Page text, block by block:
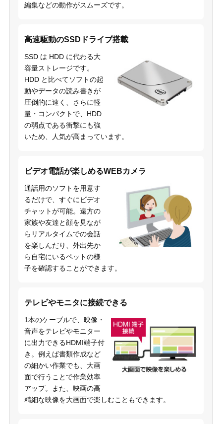
編集などの動作がスムーズです。
高速駆動のSSDドライブ搭載
SSD は HDD に代わる大
容量ストレージです。
HDD と比べてソフトの起
動やデータの読み書きが
圧倒的に速く、さらに軽
量・コンパクトで、HDD
の弱点である衝撃にも強
いため、人気が高まっています。
ビデオ電話が楽しめるWEBカメラ
通話用のソフトを用意す
るだけで、すぐにビデオ
チャットが可能。遠方の
家族や友達と顔を見なが
らリアルタイムでの会話
を楽しんだり、外出先か
ら自宅にいるペットの様
子を確認することができます。
テレビやモニタに接続できる
1本のケーブルで、映像・
音声をテレビやモニター
に出力できるHDMI端子付
き。例えば書類作成など
の細かい作業でも、大画
面で行うことで作業効率
アップ。また、映画の高
精細な映像を大画面で楽しむこともできます。